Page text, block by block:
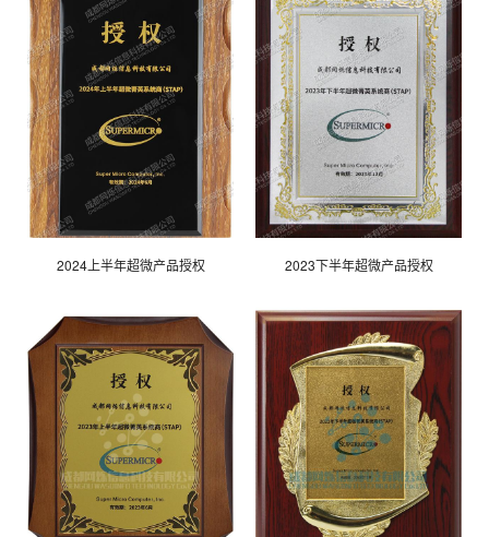
2024上半年超微产品授权 2023下半年超微产品授权